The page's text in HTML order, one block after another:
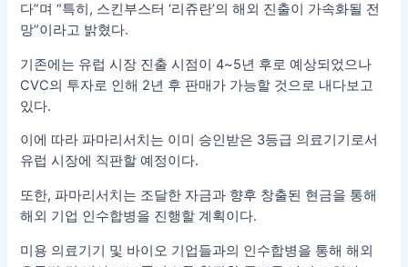
다”며 “특히, 스킨부스터 ‘리쥬란’의 해외 진출이 가속화될 전
망”이라고 밝혔다.
기존에는 유럽 시장 진출 시점이 4~5년 후로 예상되었으나
CVC의 투자로 인해 2년 후 판매가 가능할 것으로 내다보고
있다.
이에 따라 파마리서치는 이미 승인받은 3등급 의료기기로서
유럽 시장에 직판할 예정이다.
또한, 파마리서치는 조달한 자금과 향후 창출된 현금을 통해
해외 기업 인수합병을 진행할 계획이다.
미용 의료기기 및 바이오 기업들과의 인수합병을 통해 해외